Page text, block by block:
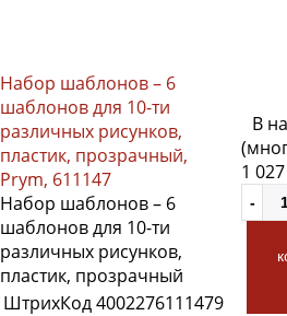
Набор шаблонов – 6
шаблонов для 10-ти
различных рисунков,
пластик, прозрачный,
Prym, 611147
Набор шаблонов – 6
шаблонов для 10-ти
различных рисунков,
пластик, прозрачный
ШтрихКод4002276111479
В
1